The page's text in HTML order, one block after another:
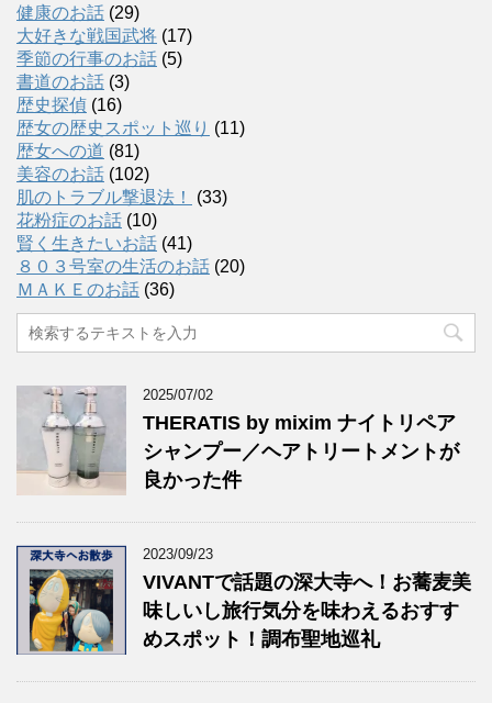
健康のお話 (29)
大好きな戦国武将 (17)
季節の行事のお話 (5)
書道のお話 (3)
歴史探偵 (16)
歴女の歴史スポット巡り (11)
歴女への道 (81)
美容のお話 (102)
肌のトラブル撃退法！
(33)
花粉症のお話 (10)
賢く生きたいお話 (41)
８０３号室の生活のお話 (20)
ＭＡＫＥのお話 (36)
2025/07/02
THERATIS by mixim ナイトリペア
シャンプー／ヘアトリートメントが
良かった件
2023/09/23
VIVANTで話題の深大寺へ！お蕎麦美
味しいし旅行気分を味わえるおすす
めスポット！調布聖地巡礼